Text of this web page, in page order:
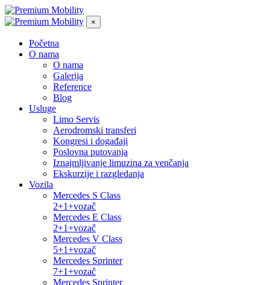
×
Početna
O nama
O nama
Galerija
Reference
Blog
Usluge
Limo Servis
Aerodromski transferi
Kongresi i događaji
Poslovna putovanja
Iznajmljivanje limuzina za venčanja
Ekskurzije i razgledanja
Vozila
Mercedes S Class
2+1+vozač
Mercedes E Class
2+1+vozač
Mercedes V Class
5+1+vozač
Mercedes Sprinter
7+1+vozač
Mercedes Sprinter